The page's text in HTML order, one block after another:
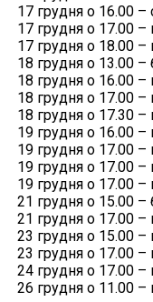
17 грудня о 16.00
17 грудня о 17.00 –
17 грудня о 18.00
18 грудня о 13.00 –
18 грудня о 16.00 –
18 грудня о 17.00
18 грудня о 17.30 –
19 грудня о 16.00 –
19 грудня о 17.00 –
19 грудня о 17.00
19 грудня о 17.00 –
21 грудня о 15.00
21 грудня о 17.00 –
23 грудня о 15.00 –
23 грудня о 17.00
24 грудня о 17.00 –
26 грудня о 11.00 –